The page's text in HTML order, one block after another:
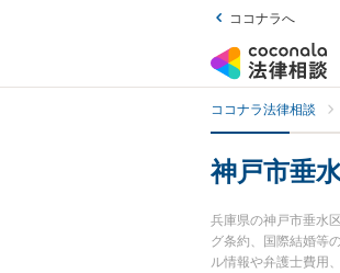
ココナラへ
ココナラ法律相談
神戸市垂
兵庫県の神戸市垂水
グ条約、国際結婚等
ル情報や弁護士費用